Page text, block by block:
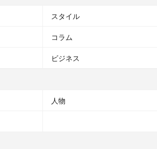
スタイル
コラム
ビジネス
人物